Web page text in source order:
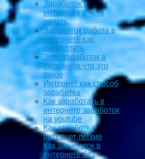
Заработок в
интернете с чего
начать
Заработок работа в
интернете как
заработать
Зевс заработок в
интернете что это
такое
Интернет как способ
заработка
Как заработать в
интернете заработок
на youtube
Как заработка
интернет легкие
Как заработок в
интернете без